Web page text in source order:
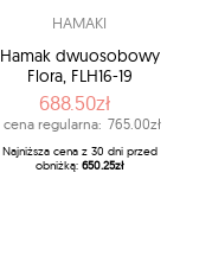
HAMAKI
Hamak dwuosobowy
Flora, FLH16-19
688.50zł
cena regularna: 765.00zł
Najniższa cena z 30 dni przed
obniżką: 650.25zł